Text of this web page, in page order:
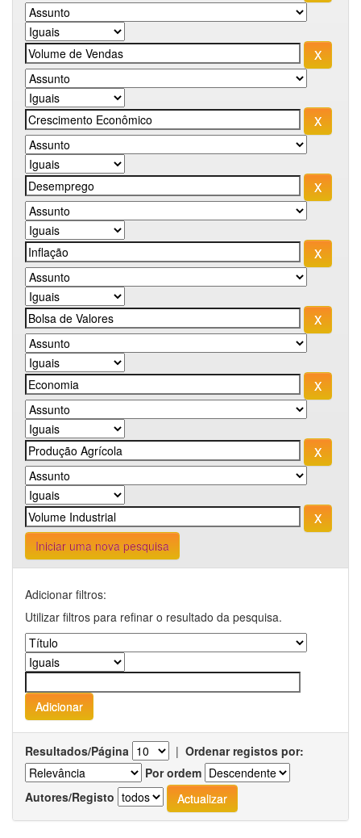
Iniciar uma nova pesquisa
Adicionar filtros:
Utilizar filtros para refinar o resultado da pesquisa.
Resultados/Página | Ordenar registos por:
Por ordem
Autores/Registo